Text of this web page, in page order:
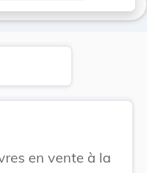
en vente à la